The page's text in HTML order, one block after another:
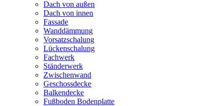
Dach von außen
Dach von innen
Fassade
Wanddämmung
Vorsatzschalung
Lückenschalung
Fachwerk
Ständerwerk
Zwischenwand
Geschossdecke
Balkendecke
Fußboden Bodenplatte